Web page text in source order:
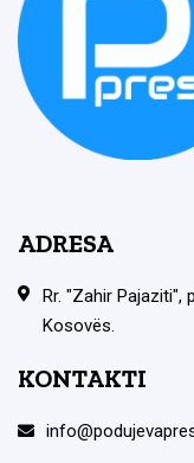
ADRESA
Rr. "Zahir Pajaziti",
Kosovës.
KONTAKTI